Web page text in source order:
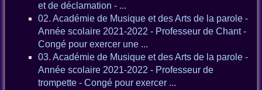
et de déclamation - ...
02. Académie de Musique et des Arts de la parole -
Année scolaire 2021-2022 - Professeur de Chant -
Congé pour exercer une ...
03. Académie de Musique et des Arts de la parole -
Année scolaire 2021-2022 - Professeur de
trompette - Congé pour exercer ...